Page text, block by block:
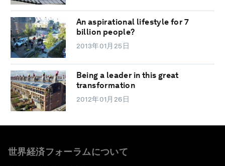
An aspirational lifestyle for 7
billion people?
2013年01月25日
Being a leader in this great
transformation
2012年01月26日
世界経済フォーラムについて